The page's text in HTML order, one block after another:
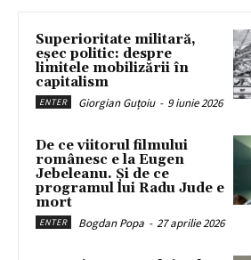
Superioritate militară,
eșec politic: despre
limitele mobilizării în
capitalism
ENTER Giorgian Guțoiu - 9 iunie 2026
De ce viitorul filmului
românesc e la Eugen
Jebeleanu. Și de ce
programul lui Radu Jude e
mort
ENTER Bogdan Popa - 27 aprilie 2026